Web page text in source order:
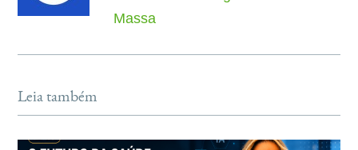
Massa
Leia também